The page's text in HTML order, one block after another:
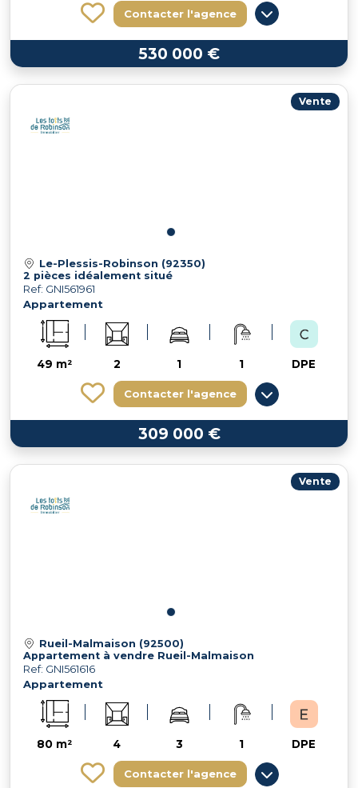
Contacter l'agence
530 000 €
Vente
Le-Plessis-Robinson (92350)
2 pièces idéalement situé
Ref: GNI561961
Appartement
49 m² 2 1 1 DPE
Contacter l'agence
309 000 €
Vente
Rueil-Malmaison (92500)
Appartement à vendre Rueil-Malmaison
Ref: GNI561616
Appartement
80 m² 4 3 1 DPE
Contacter l'agence